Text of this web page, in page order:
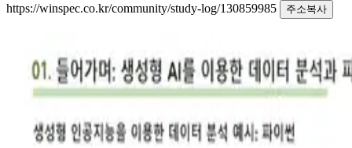
https://winspec.co.kr/community/study-log/130859985
주소복사